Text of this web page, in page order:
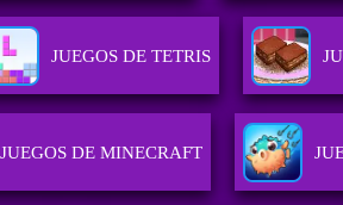
JUEGOS DE TETRIS
JUEGOS DE MINECRAFT